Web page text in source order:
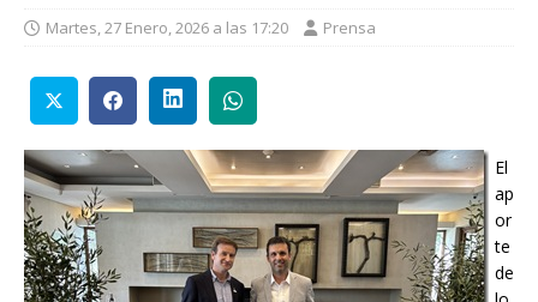
Martes, 27 Enero, 2026 a las 17:20 Prensa
El
ap
or
te
de